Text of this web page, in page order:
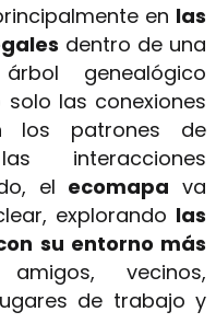
en las
dentro de una
genealógico
las conexiones
los patrones de
interacciones
el ecomapa va
explorando las
su entorno más
vecinos,
de trabajo y